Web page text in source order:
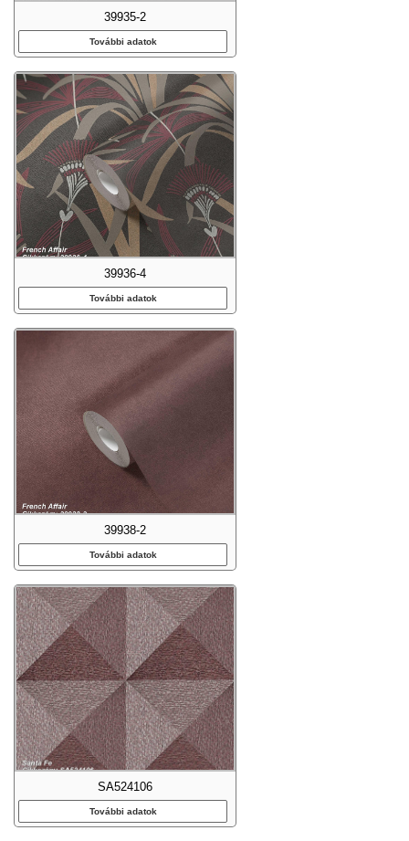
39935-2
További adatok
39936-4
További adatok
39938-2
További adatok
SA524106
További adatok